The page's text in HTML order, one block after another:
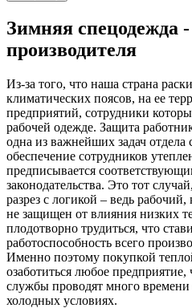
Зимняя спецодежда
производителя
Из-за того, что наша страна
климатических поясов, на ее
предприятий, сотрудники
рабочей одежде. Защита
одна из важнейших задач отдела
обеспечение сотрудников
предписывается
законодательства. Это тот
разрез с логикой – ведь
не защищен от влияния низких
плодотворно трудиться, что
работоспособность всего
Именно поэтому покупкой
озаботиться любое
службы проводят много времени
холодных условиях.